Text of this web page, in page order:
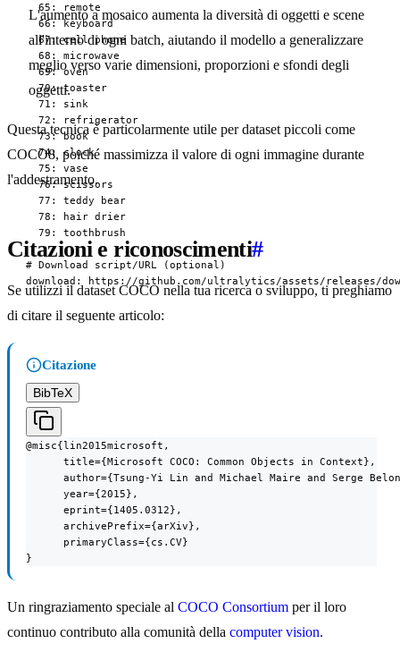
  65: remote
  66: keyboard
  67: cell phone
  68: microwave
  69: oven
  70: toaster
  71: sink
  72: refrigerator
  73: book
  74: clock
  75: vase
  76: scissors
  77: teddy bear
  78: hair drier
  79: toothbrush
# Download script/URL (optional)
download: https://github.com/ultralytics/assets/releases/
L'aumento a mosaico aumenta la diversità di oggetti e scene
all'interno di ogni batch, aiutando il modello a generalizzare
meglio verso varie dimensioni, proporzioni e sfondi degli
oggetti.
Questa tecnica è particolarmente utile per dataset piccoli come
COCO8, poiché massimizza il valore di ogni immagine durante
l'addestramento.
Citazioni e riconoscimenti#
Se utilizzi il dataset COCO nella tua ricerca o sviluppo, ti preghiamo
di citare il seguente articolo:
Citazione
BibTeX
@misc{lin2015microsoft,
      title={Microsoft COCO: Common Objects in Context},
author={Tsung-Yi Lin and Michael Maire and Serge
      year={2015},
      eprint={1405.0312},
      archivePrefix={arXiv},
      primaryClass={cs.CV}
}
Un ringraziamento speciale al COCO Consortium per il loro
continuo contributo alla comunità della computer vision.